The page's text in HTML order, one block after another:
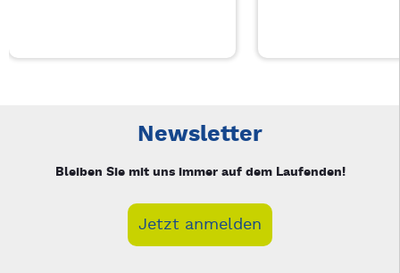
Newsletter
Bleiben Sie mit uns immer auf dem Laufenden!
Jetzt anmelden